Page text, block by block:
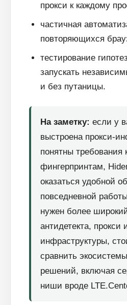
прокси к каждому
частичная
повторяющихся
тестирование
запускать
и без путаницы.
На заметку: если у
выстроена прокси-
понятны требования
фингерпринтам,
оказаться удобной
повседневной
нужен более
антидетекта, прокси
инфраструктуры,
сравнить
решений, включая
ниши вроде